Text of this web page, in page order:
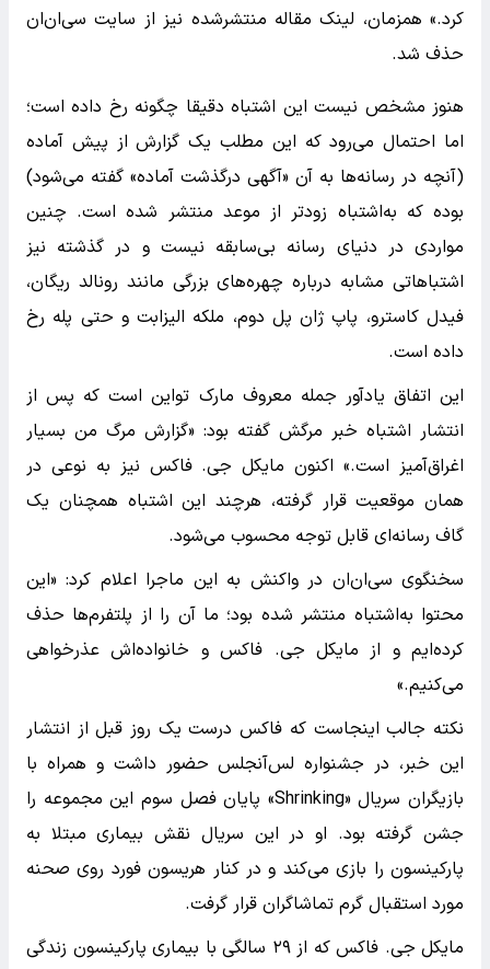
کرد.» همزمان، لینک مقاله منتشرشده نیز از سایت سی‌ان‌ان
حذف شد.
هنوز مشخص نیست این اشتباه دقیقا چگونه رخ داده است؛
اما احتمال می‌رود که این مطلب یک گزارش از پیش آماده
(آنچه در رسانه‌ها به آن «آگهی درگذشت آماده» گفته می‌شود)
بوده که به‌اشتباه زودتر از موعد منتشر شده است. چنین
مواردی در دنیای رسانه بی‌سابقه نیست و در گذشته نیز
اشتباهاتی مشابه درباره چهره‌های بزرگی مانند رونالد ریگان،
فیدل کاسترو، پاپ ژان پل دوم، ملکه الیزابت و حتی پله رخ
داده است.
این اتفاق یادآور جمله معروف مارک تواین است که پس از
انتشار اشتباه خبر مرگش گفته بود: «گزارش مرگ من بسیار
اغراق‌آمیز است.» اکنون مایکل جی. فاکس نیز به نوعی در
همان موقعیت قرار گرفته، هرچند این اشتباه همچنان یک
گاف رسانه‌ای قابل توجه محسوب می‌شود.
سخنگوی سی‌ان‌ان در واکنش به این ماجرا اعلام کرد: «این
محتوا به‌اشتباه منتشر شده بود؛ ما آن را از پلتفرم‌ها حذف
کرده‌ایم و از مایکل جی. فاکس و خانواده‌اش عذرخواهی
می‌کنیم.»
نکته جالب اینجاست که فاکس درست یک روز قبل از انتشار
این خبر، در جشنواره لس‌آنجلس حضور داشت و همراه با
بازیگران سریال «Shrinking» پایان فصل سوم این مجموعه را
جشن گرفته بود. او در این سریال نقش بیماری مبتلا به
پارکینسون را بازی می‌کند و در کنار هریسون فورد روی صحنه
مورد استقبال گرم تماشاگران قرار گرفت.
مایکل جی. فاکس که از ۲۹ سالگی با بیماری پارکینسون زندگی